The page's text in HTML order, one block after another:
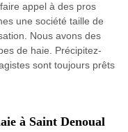
appel à des pros
une société taille de
Nous avons des
de haie. Précipitez-
sont toujours prêts
à Saint Denoual